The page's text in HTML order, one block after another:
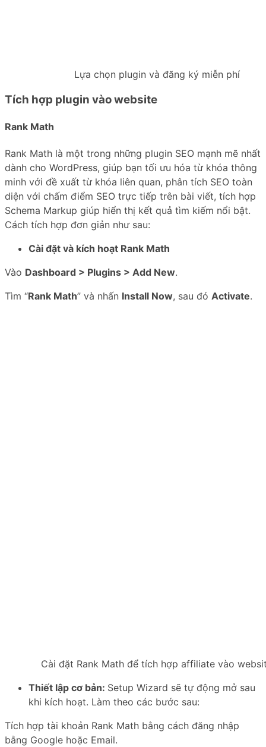
Lựa chọn plugin và đăng ký miễn phí
Tích hợp plugin vào website
Rank Math
Rank Math là một trong những plugin SEO mạnh mẽ nhất
dành cho WordPress, giúp bạn tối ưu hóa từ khóa thông
minh với đề xuất từ khóa liên quan, phân tích SEO toàn
diện với chấm điểm SEO trực tiếp trên bài viết, tích hợp
Schema Markup giúp hiển thị kết quả tìm kiếm nổi bật.
Cách tích hợp đơn giản như sau:
Cài đặt và kích hoạt Rank Math
Vào Dashboard > Plugins > Add New.
Tìm “Rank Math” và nhấn Install Now, sau đó Activate.
Cài đặt Rank Math để tích hợp affiliate vào
Thiết lập cơ bản: Setup Wizard sẽ tự động mở sau
khi kích hoạt. Làm theo các bước sau:
Tích hợp tài khoản Rank Math bằng cách đăng nhập
bằng Google hoặc Email.